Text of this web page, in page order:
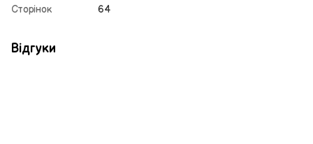
Сторінок 64
Відгуки